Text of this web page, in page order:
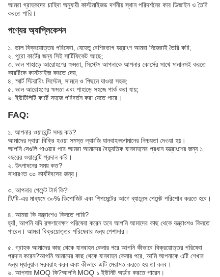
আমরা গ্রাহকদের চাহিদা অনুযায়ী কাস্টমাইজড দর্শনীয় স্থান পরিদর্শনের কার ডিজাইন ও তৈরি
করতে পারি।
পণ্যের অ্যাপ্লিকেশন
১. ভাল বিক্রয়োত্তর পরিষেবা, যেহেতু বেশিরভাগ যন্ত্রাংশ আমরা নিজেরাই তৈরি করি;
২. পুরো কার্টের জন্য সিই সার্টিফিকেট আছে;
৩. ভাল পাহাড়ে আরোহণের ক্ষমতা, সিস্টেম আপনাকে আপনার কোর্সের সাথে মানানসই করতে
কারটিকে কাস্টমাইজ করতে দেয়;
৪. স্মার্ট স্টিয়ারিং সিস্টেম, সামনে ও পিছনে যাওয়া সহজ;
৫. ভাল আরোহণের ক্ষমতা এবং পাহাড়ে সহজে পার্ক করা যায়;
৬. ইউটিলিটি কার্টে সহজে পরিবর্তন করা যেতে পারে।
FAQ:
১. আপনার ওয়ারেন্টি সময় কত?
আমাদের দ্বারা বিক্রি হওয়া সমস্ত ল্যাংজি যানবাহনগুণমানের নিশ্চয়তা দেওয়া হয়।
আপনি সেগুলি পাওয়ার পরে আমরা আমাদের বৈদ্যুতিক যানবাহনের প্রধান যন্ত্রাংশের জন্য ১
বছরের ওয়ারেন্টি প্রদান করি।
২. উৎপাদনের সময় কত?
সাধারণত ৩০ কার্যদিবসের জন্য।
৩. আপনার পেমেন্ট টার্ম কি?
টি/টি-এর মাধ্যমে ৩০% ডিপোজিট এবং শিপমেন্টের আগে ব্যালেন্স পেমেন্ট পরিশোধ করতে হবে।
৪. আমরা কি যন্ত্রাংশও কিনতে পারি?
হ্যাঁ, আপনি যদি রক্ষণাবেক্ষণ পরিষেবা করেন তবে আপনি আমাদের কাছ থেকে যন্ত্রাংশও কিনতে
পারেন। আমরা বিক্রয়োত্তর পরিষেবার জন্য পেশাদার।
৫. গ্রাহক আমাদের কাছ থেকে যানবাহন কেনার পরে আপনি কীভাবে বিক্রয়োত্তর পরিষেবা
প্রদান করেন?আপনি আমাদের কাছ থেকে যানবাহন কেনার পরে, আমি আপনাকে এটি শেখার
জন্য ম্যানুয়াল সরবরাহ করব এবং কীভাবে এটি মেরামত করতে হয় তা বলব।
৬. আপনার MOQ কি?আপনি MOQ ১ ইউনিট অর্ডার করতে পারেন।